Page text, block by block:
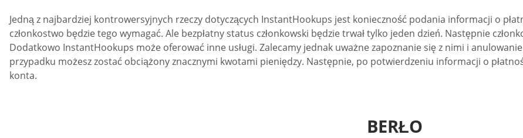
Jedną z najbardziej kontrowersyjnych rzeczy dotyczących InstantHookups jest konieczność podania informacji o
członkostwo będzie tego wymagać. Ale bezpłatny status członkowski będzie trwał tylko jeden dzień. Następnie
Dodatkowo InstantHookups może oferować inne usługi. Zalecamy jednak uważne zapoznanie się z nimi i
przypadku możesz zostać obciążony znacznymi kwotami pieniędzy. Następnie, po potwierdzeniu informacji o
konta.
BERŁO